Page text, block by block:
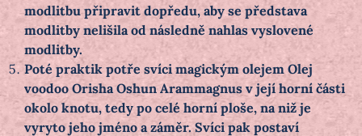
modlitbu připravit dopředu, aby se představa
modlitby nelišila od následně nahlas vyslovené
modlitby.
Poté praktik potře svíci magickým olejem Olej
voodoo Orisha Oshun Arammagnus v její horní části
okolo knotu, tedy po celé horní ploše, na niž je
vyryto jeho jméno a záměr. Svíci pak postaví